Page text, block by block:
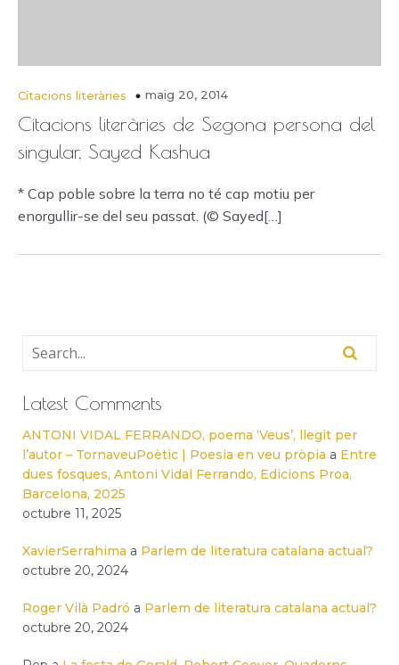
Citacions literàries maig 20, 2014
Citacions literàries de Segona persona del
singular, Sayed Kashua
* Cap poble sobre la terra no té cap motiu per
enorgullir-se del seu passat. (© Sayed[…]
Latest Comments
ANTONI VIDAL FERRANDO, poema ‘Veus’, llegit per
l’autor – TornaveuPoètic | Poesia en veu pròpia a Entre
dues fosques, Antoni Vidal Ferrando, Edicions Proa,
Barcelona, 2025
octubre 11, 2025
XavierSerrahima a Parlem de literatura catalana actual?
octubre 20, 2024
Roger Vilà Padró a Parlem de literatura catalana actual?
octubre 20, 2024